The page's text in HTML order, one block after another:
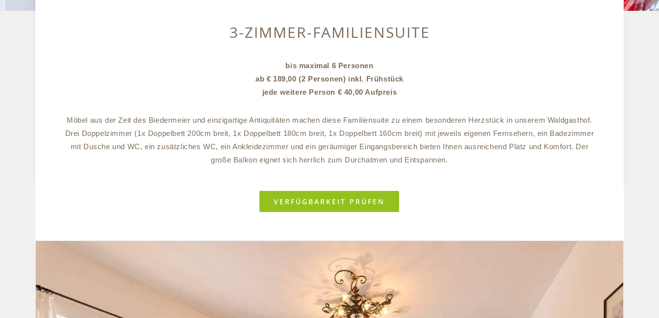
3-ZIMMER-FAMILIENSUITE
bis maximal 6 Personen
ab € 189,00 (2 Personen) inkl. Frühstück
jede weitere Person € 40,00 Aufpreis
Möbel aus der Zeit des Biedermeier und einzigartige Antiquitäten machen diese Familiensuite zu einem besonderen Herzstück in unserem Waldgasthof.
Drei Doppelzimmer (1x Doppelbett 200cm breit, 1x Doppelbett 180cm breit, 1x Doppelbett 160cm breit) mit jeweils eigenen Fernsehern, ein Badezimmer
mit Dusche und WC, ein zusätzliches WC, ein Ankleidezimmer und ein geräumiger Eingangsbereich bieten Ihnen ausreichend Platz und Komfort. Der
große Balkon eignet sich herrlich zum Durchatmen und Entspannen.
VERFÜGBARKEIT PRÜFEN